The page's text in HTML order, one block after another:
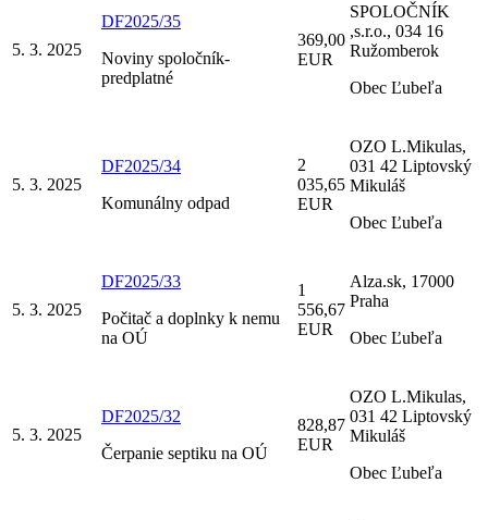
5. 3. 2025
DF2025/35
Noviny spoločník-
predplatné
369,00
EUR
SPOLOČNÍK
,s.r.o., 034 16
Ružomberok
Obec Ľubeľa
5. 3. 2025
DF2025/34
Komunálny odpad
2
035,65
EUR
OZO L.Mikulas,
031 42 Liptovský
Mikuláš
Obec Ľubeľa
5. 3. 2025
DF2025/33
Počitač a doplnky k nemu
na OÚ
1
556,67
EUR
Alza.sk, 17000
Praha
Obec Ľubeľa
5. 3. 2025
DF2025/32
Čerpanie septiku na OÚ
828,87
EUR
OZO L.Mikulas,
031 42 Liptovský
Mikuláš
Obec Ľubeľa